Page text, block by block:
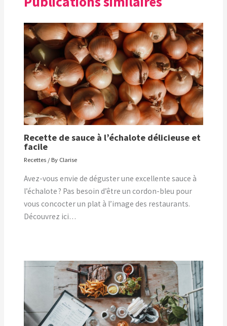
Recette de sauce à l’échalote délicieuse et
facile
Recettes / By Clarise
Avez-vous envie de déguster une excellente sauce à
l’échalote ? Pas besoin d’être un cordon-bleu pour
vous concocter un plat à l’image des restaurants.
Découvrez ici…